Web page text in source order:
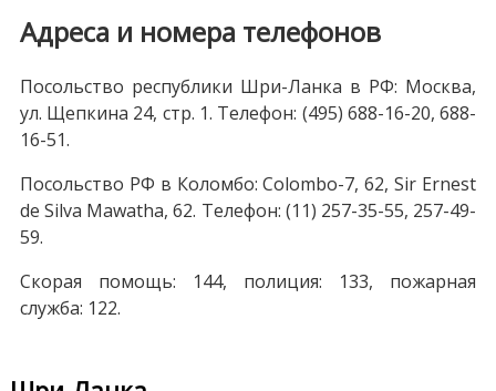
Адреса и номера телефонов
Посольство республики Шри-Ланка в РФ: Москва,
ул. Щепкина 24, стр. 1. Телефон: (495) 688-16-20, 688-
16-51.
Посольство РФ в Коломбо: Colombo-7, 62, Sir Ernest
de Silva Mawatha, 62. Телефон: (11) 257-35-55, 257-49-
59.
Скорая помощь: 144, полиция: 133, пожарная
служба: 122.